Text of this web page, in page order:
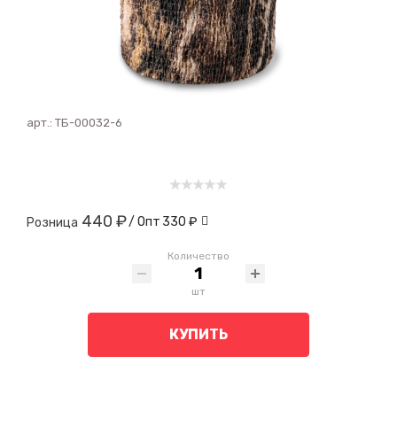
арт.: ТБ-00032-6
Розница 440 ₽/ Опт 330 ₽
Количество
шт
КУПИТЬ